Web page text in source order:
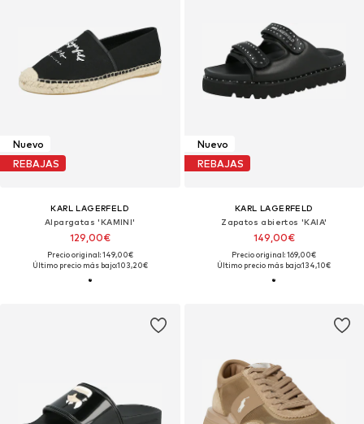
Nuevo
REBAJAS
KARL LAGERFELD
Alpargatas 'KAMINI'
129,00€
Precio original: 149,00€
Último precio más bajo:103,20€
Nuevo
REBAJAS
KARL LAGERFELD
Zapatos abiertos 'KAIA'
149,00€
Precio original: 169,00€
Último precio más bajo:134,10€